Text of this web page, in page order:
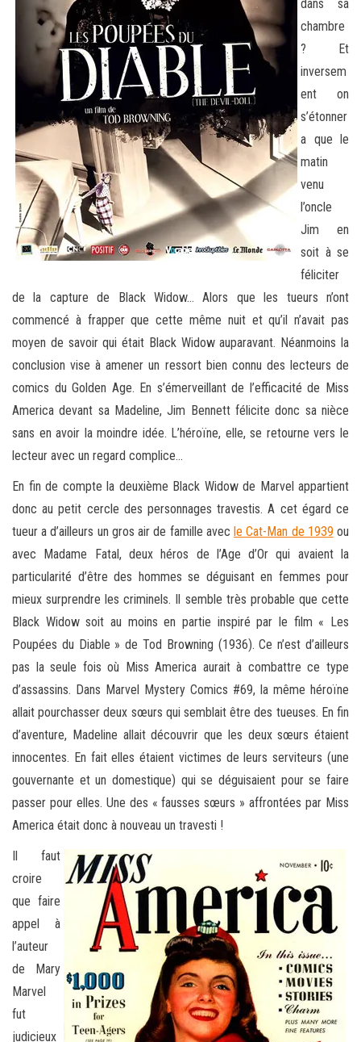
dans sa
chambre
? Et
inversem
ent on
s’étonner
a que le
matin
venu
l’oncle
Jim en
soit à se
féliciter
de la capture de Black Widow… Alors que les tueurs n’ont
commencé à frapper que cette même nuit et qu’il n’avait pas
moyen de savoir qui était Black Widow auparavant. Néanmoins la
conclusion vise à amener un ressort bien connu des lecteurs de
comics du Golden Age. En s’émerveillant de l’efficacité de Miss
America devant sa Madeline, Jim Bennett félicite donc sa nièce
sans en avoir la moindre idée. L’héroïne, elle, se retourne vers le
lecteur avec un regard complice…
En fin de compte la deuxième Black Widow de Marvel appartient
donc au petit cercle des personnages travestis. A cet égard ce
tueur a d’ailleurs un gros air de famille avecle Cat-Man de 1939 ou
avec Madame Fatal, deux héros de l’Age d’Or qui avaient la
particularité d’être des hommes se déguisant en femmes pour
mieux surprendre les criminels. Il semble très probable que cette
Black Widow soit au moins en partie inspiré par le film « Les
Poupées du Diable » de Tod Browning (1936). Ce n’est d’ailleurs
pas la seule fois où Miss America aurait à combattre ce type
d’assassins. Dans Marvel Mystery Comics #69, la même héroïne
allait pourchasser deux sœurs qui semblait être des tueuses. En fin
d’aventure, Madeline allait découvrir que les deux sœurs étaient
innocentes. En fait elles étaient victimes de leurs serviteurs (une
gouvernante et un domestique) qui se déguisaient pour se faire
passer pour elles. Une des « fausses sœurs » affrontées par Miss
America était donc à nouveau un travesti !
Il faut
croire
que faire
appel à
l’auteur
de Mary
Marvel
fut
judicieux